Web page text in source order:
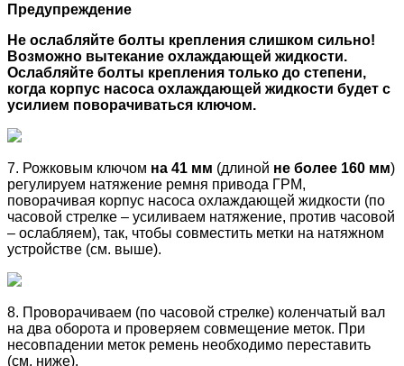
Предупреждение
Не ослабляйте болты крепления слишком сильно!
Возможно вытекание охлаждающей жидкости.
Ослабляйте болты крепления только до степени,
когда корпус насоса охлаждающей жидкости будет с
усилием поворачиваться ключом.
7. Рожковым ключом на 41 мм (длиной не более 160 мм)
регулируем натяжение ремня привода ГРМ,
поворачивая корпус насоса охлаждающей жидкости (по
часовой стрелке – усиливаем натяжение, против часовой
– ослабляем), так, чтобы совместить метки на натяжном
устройстве (см. выше).
8. Проворачиваем (по часовой стрелке) коленчатый вал
на два оборота и проверяем совмещение меток. При
несовпадении меток ремень необходимо переставить
(см. ниже).